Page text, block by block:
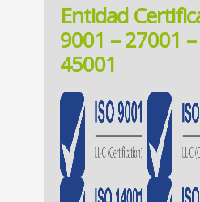
Entidad
9001 – 27001
45001